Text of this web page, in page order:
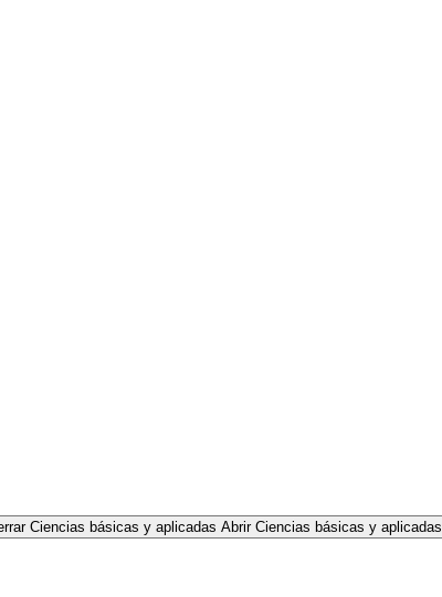
Ciencias básicas y aplicadas Abrir Ciencias básicas y aplicadas